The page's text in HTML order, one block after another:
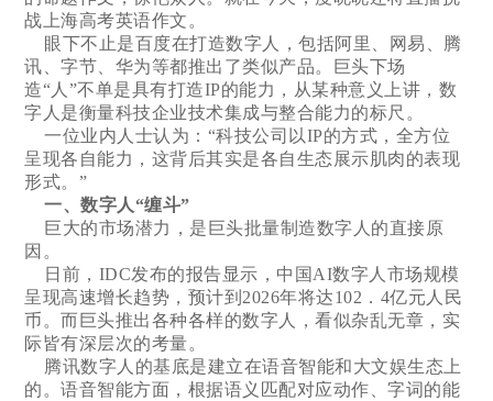
战上海高考英语作文。
眼下不止是百度在打造数字人，包括阿里、网易、腾
讯、字节、华为等都推出了类似产品。巨头下场
造“人”不单是具有打造IP的能力，从某种意义上讲，数
字人是衡量科技企业技术集成与整合能力的标尺。
一位业内人士认为：“科技公司以IP的方式，全方位
呈现各自能力，这背后其实是各自生态展示肌肉的表现
形式。”
一、数字人“缠斗”
巨大的市场潜力，是巨头批量制造数字人的直接原
因。
日前，IDC发布的报告显示，中国AI数字人市场规模
呈现高速增长趋势，预计到2026年将达102．4亿元人民
币。而巨头推出各种各样的数字人，看似杂乱无章，实
际皆有深层次的考量。
腾讯数字人的基底是建立在语音智能和大文娱生态上
的。语音智能方面，根据语义匹配对应动作、字词的能